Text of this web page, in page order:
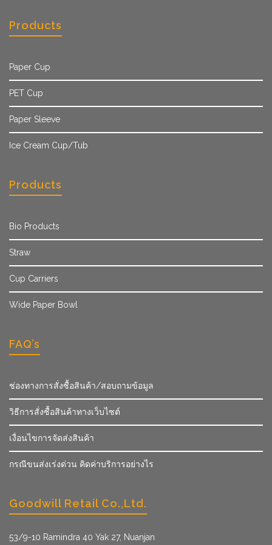
Products
Paper Cup
PET Cup
Paper Sleeve
Ice Cream Cup/Tub
Products
Bio Products
Straw
Cup Carriers
Wide Paper Bowl
FAQ’s
ช่องทางการสั่งซื้อสินค้า/สอบถามข้อมูล
วิธีการสั่งซื้อสินค้าทางเว็บไซต์
เงื่อนไขการจัดส่งสินค้า
กรณีขนส่งเร่งด่วน คิดค่าบริการอย่างไร
Goodwill Retail Co.,Ltd.
53/9­-10 Ramindra 40 Yak 27, Nuanjan